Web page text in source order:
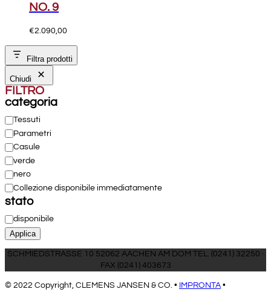
NO. 9
€2.090,00
Filtra prodotti
Chiudi
FILTRO
categoria
Categoria
Tessuti
Parametri
Casule
verde
nero
Collezione disponibile immediatamente
stato
Disponibilità
disponibile
Applica
SCHMIEDSTRASSE 10 52062 AACHEN AM DOM TEL. (0241) 32250 ·
FAX (0241) 403673
© 2022 Copyright, CLEMENS JANSEN & CO. • IMPRONTA •